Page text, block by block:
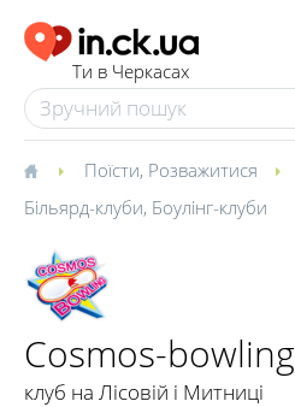
Ти в Черкасах
Поїсти, Розважитися
Більярд-клуби, Боулінг-клуби
Cosmos-bowling
клуб на Лісовій і Митниці